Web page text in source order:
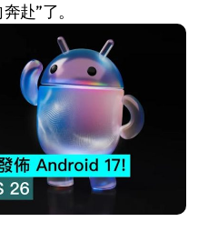
赴”了。